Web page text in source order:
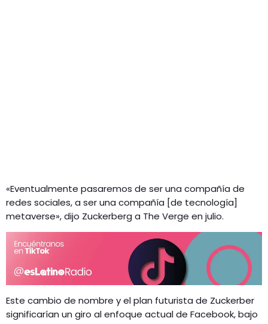
«Eventualmente pasaremos de ser una compañía de
redes sociales, a ser una compañía [de tecnología]
metaverse», dijo Zuckerberg a The Verge en julio.
Este cambio de nombre y el plan futurista de Zuckerber
significarían un giro al enfoque actual de Facebook, bajo